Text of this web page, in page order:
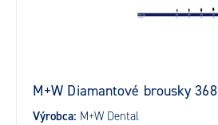
M+W Diamantové brousky 368
Výrobca: M+W Dental